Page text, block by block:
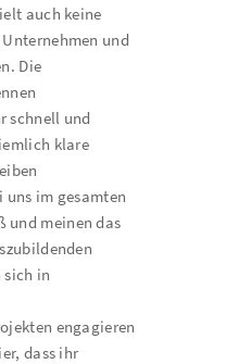
auch keine
und
Die
schnell und
klare
im gesamten
und meinen das
sich in
engagieren
dass ihr